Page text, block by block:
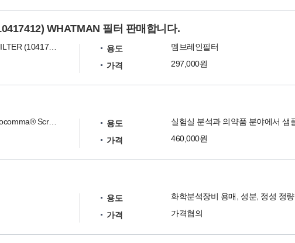
WHATMAN 필터 판매합니다.
용도
멤브레인필터
가격
297,000원
(2ml바이알+캡 세트상품)biocomma® Screw-thread vials with write-on spot, 2mL, Clear, 9- 425, 100/pk
용도
가격
460,000원
용도
화학분석장비 용매, 성분, 정성 정량
가격
가격협의